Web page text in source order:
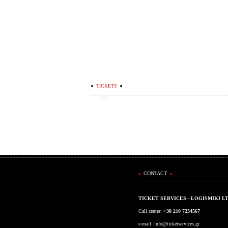
TICKETS
CONTACT
TICKET SERVICES - LOGISMIKI
Call center: +30 210 7234567
e-mail: info@ticketservices.gr